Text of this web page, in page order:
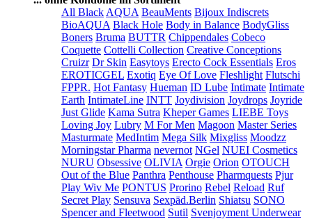
All Black AQUA BeauMents Bijoux Indiscrets
BioAQUA Black Hole Body in Balance BodyGliss
Boners Bruma BUTTR Chippendales Cobeco
Coquette Cottelli Collection Creative Conceptions
Cruizr Dr Skin Easytoys Erecto Cock Essentials Eros
EROTICGEL Exotiq Eye Of Love Fleshlight Flutschi
FPPR. Hot Fantasy Hueman ID Lube Intimate Intimate
Earth IntimateLine INTT Joydivision Joydrops Joyride
Just Glide Kama Sutra Kheper Games LIEBE Toys
Loving Joy Lubry M For Men Magoon Master Series
Masturmate MedIntim Mega Silk Mixgliss Moodzz
Morningstar Pharma nevernot NGel NUEI Cosmetics
NURU Obsessive OLIVIA Orgie Orion OTOUCH
Out of the Blue Panthra Penthouse Pharmquests Pjur
Play Wiv Me PONTUS Prorino Rebel Reload Ruf
Secret Play Sensuva Sexpäd.Berlin Shiatsu SONO
Spencer and Fleetwood Sutil Svenjoyment Underwear